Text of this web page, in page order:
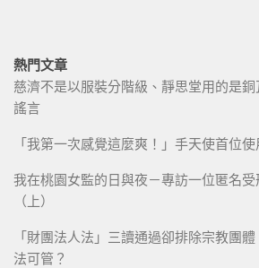
熱門文章
慈濟不是以服裝分階級、靜思堂用的是
謠言
「我第一次感覺這麼爽！」手天使首位
我在桃園女監的日與夜－專訪一位匿名
（上）
「財團法人法」三讀通過卻排除宗教團
法可管？